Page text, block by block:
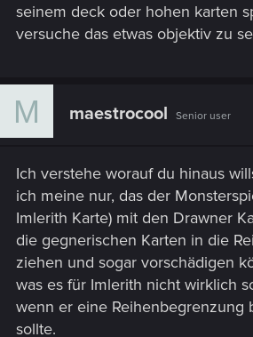
seinem deck oder hohen karten
versuche das etwas objektiv zu
M maestrocool Senior user
Ich verstehe worauf du hinaus
ich meine nur, das der
Imlerith Karte) mit den Drawner
die gegnerischen Karten in die
ziehen und sogar vorschädigen
was es für Imlerith nicht wirklich
wenn er eine Reihenbegrenzung
sollte.